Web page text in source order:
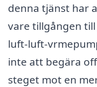
denna tjänst har
vare tillgången
luft-luft-
inte att begära
steget mot en